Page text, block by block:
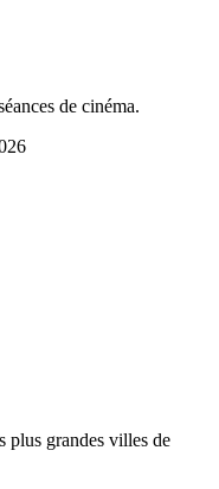
de cinéma.
plus grandes villes de